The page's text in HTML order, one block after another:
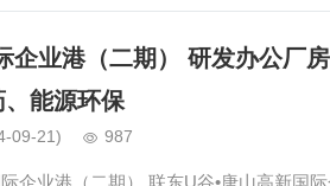
企业港（二期） 研发办公厂
能源环保
09-21) 987
企业港（二期） 联东U谷•唐山高新国